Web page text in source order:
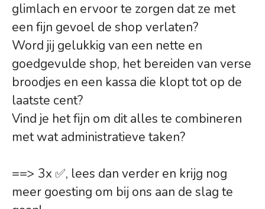
glimlach en ervoor te zorgen dat ze met
een fijn gevoel de shop verlaten?
Word jij gelukkig van een nette en
goedgevulde shop, het bereiden van verse
broodjes en een kassa die klopt tot op de
laatste cent?
Vind je het fijn om dit alles te combineren
met wat administratieve taken?
==> 3x ✅, lees dan verder en krijg nog
meer goesting om bij ons aan de slag te